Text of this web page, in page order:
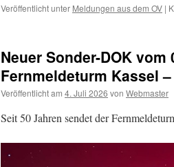
Veröffentlicht unter Meldungen aus dem OV |
Neuer Sonder-DOK vom
Fernmeldeturm Kassel –
Veröffentlicht am 4. Juli 2026 von Webmaster
Seit 50 Jahren sendet der